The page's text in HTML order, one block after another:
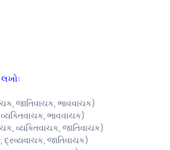
જાતિવાચક, ભાવવાચક)
વ્યક્તિવાચક, ભાવવાચક)
વ્યક્તિવાચક, જાતિવાચક)
દ્રવ્યવાચક, જાતિવાચક)